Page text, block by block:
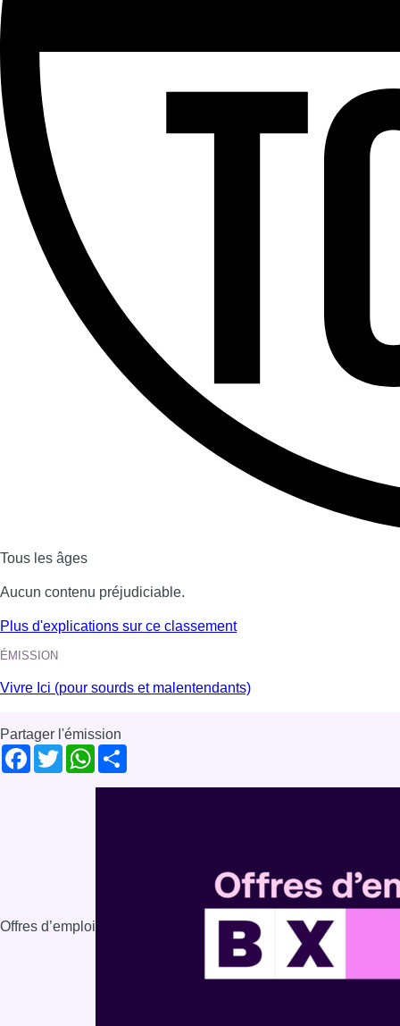
Tous les âges
Aucun contenu préjudiciable.
Plus d'explications sur ce classement
ÉMISSION
Vivre Ici (pour sourds et malentendants)
Partager l'émission
Facebook
TwitterWhatsApp
Offres d’emploi